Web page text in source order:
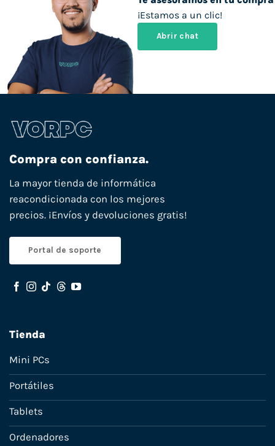
¡Estamos a un clic!
Abrir chat
Compra con confianza.
La mayor tienda de informática
reacondicionada con los mejores
precios. ¡Envíos y devoluciones gratis!
Portal de soporte
Tienda
Mini PCs
Portátiles
Tablets
Ordenadores